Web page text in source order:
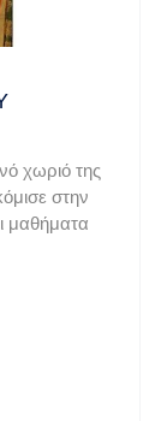
χωριό της
στην
μαθήματα